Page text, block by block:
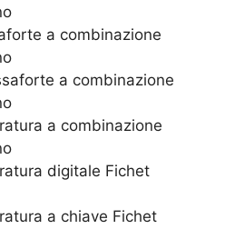
a combinazione
a combinazione
​a combinazione
​digitale Fichet
​a chiave Fichet